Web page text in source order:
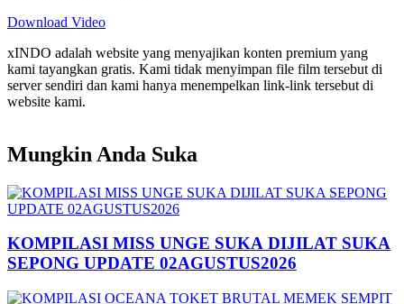
Download Video
xINDO adalah website yang menyajikan konten premium yang
kami tayangkan gratis. Kami tidak menyimpan file film tersebut di
server sendiri dan kami hanya menempelkan link-link tersebut di
website kami.
Mungkin Anda Suka
KOMPILASI MISS UNGE SUKA DIJILAT SUKA
SEPONG UPDATE 02AGUSTUS2026